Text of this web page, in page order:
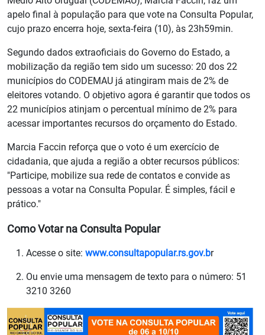
apelo final à população para que vote na Consulta Popular,
cujo prazo encerra hoje, sexta-feira (10), às 23h59min.
Segundo dados extraoficiais do Governo do Estado, a
mobilização da região tem sido um sucesso: 20 dos 22
municípios do CODEMAU já atingiram mais de 2% de
eleitores votando. O objetivo agora é garantir que todos os
22 municípios atinjam o percentual mínimo de 2% para
acessar importantes recursos do orçamento do Estado.
Marcia Faccin reforça que o voto é um exercício de
cidadania, que ajuda a região a obter recursos públicos:
"Participe, mobilize sua rede de contatos e convide as
pessoas a votar na Consulta Popular. É simples, fácil e
prático."
Como Votar na Consulta Popular
Acesse o site: www.consultapopular.rs.gov.br
Ou envie uma mensagem de texto para o número: 51
3210 3260